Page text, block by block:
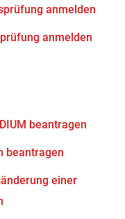
anmelden
anmelden
beantragen
beantragen
einer